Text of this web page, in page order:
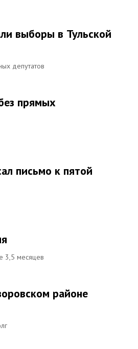
выборы в Тульской
депутатов
прямых
письмо к пятой
3,5 месяцев
районе